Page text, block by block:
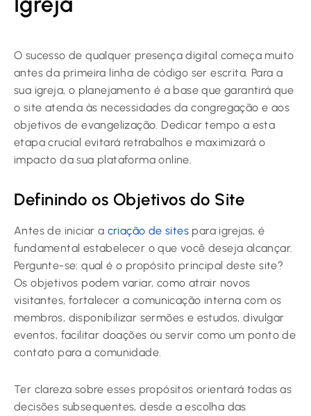
O sucesso de qualquer presença digital começa muito
antes da primeira linha de código ser escrita. Para a
sua igreja, o planejamento é a base que garantirá que
o site atenda às necessidades da congregação e aos
objetivos de evangelização. Dedicar tempo a esta
etapa crucial evitará retrabalhos e maximizará o
impacto da sua plataforma online.
Definindo os Objetivos do Site
Antes de iniciar a criação de sites para igrejas, é
fundamental estabelecer o que você deseja alcançar.
Pergunte-se: qual é o propósito principal deste site?
Os objetivos podem variar, como atrair novos
visitantes, fortalecer a comunicação interna com os
membros, disponibilizar sermões e estudos, divulgar
eventos, facilitar doações ou servir como um ponto de
contato para a comunidade.
Ter clareza sobre esses propósitos orientará todas as
decisões subsequentes, desde a escolha das